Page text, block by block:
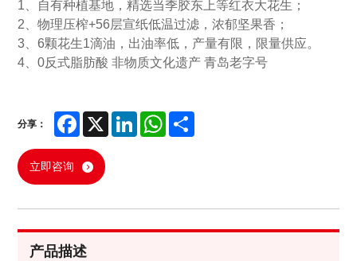
1、自有种植基地，精选当季胶东上等红衣大花生；
2、物理压榨+56层宣纸低温过滤，浓郁坚果香；
3、6颗花生1滴油，出油率低，产量有限，限量供应。
4、0反式脂肪酸 非物质文化遗产 青岛老字号
立即咨询
分享： Facebook
X LinkedInWhatsApp
产品描述